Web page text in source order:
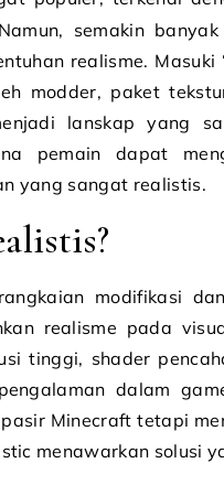
semakin
realisme. Masuki
modder, paket
lanskap yang
pemain dapat
yang sangat realistis.
modifikasi
realisme pada
tinggi, shader
dalam
Minecraft tetapi
menawarkan solusi